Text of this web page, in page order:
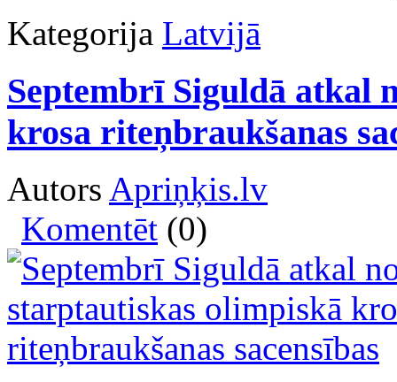
Kategorija Latvijā
Septembrī Siguldā atkal
krosa riteņbraukšanas
Autors Apriņķis.lv
Komentēt (0)